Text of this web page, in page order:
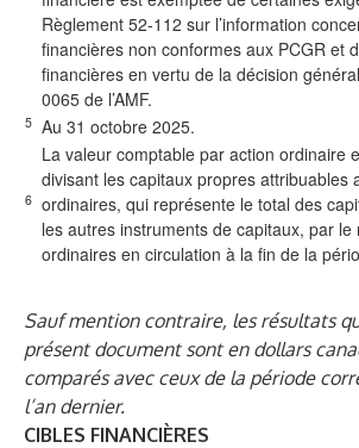
Règlement 52-112 sur l’information
financières non conformes aux PCGR et
financières en vertu de la décision
0065 de l’AMF.
5 Au 31 octobre 2025.
6
La valeur comptable par action ordinaire
divisant les capitaux propres attribuables
ordinaires, qui représente le total des
les autres instruments de capitaux, par le
ordinaires en circulation à la fin de la
Sauf mention contraire, les résultats
présent document sont en dollars
comparés avec ceux de la période
l’an dernier.
CIBLES FINANCIÈRES